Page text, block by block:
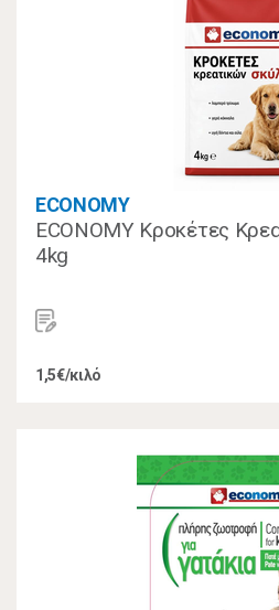
ECONOMY
ECONOMY Κροκέτες
4kg
1,5€/κιλό